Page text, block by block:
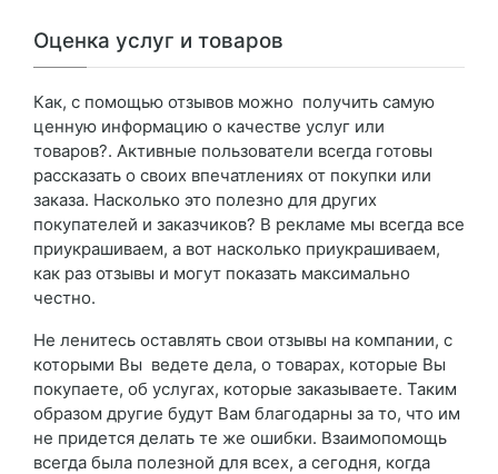
Оценка услуг и товаров
Как, с помощью отзывов можно получить самую
ценную информацию о качестве услуг или
товаров?. Активные пользователи всегда готовы
рассказать о своих впечатлениях от покупки или
заказа. Насколько это полезно для других
покупателей и заказчиков? В рекламе мы всегда все
приукрашиваем, а вот насколько приукрашиваем,
как раз отзывы и могут показать максимально
честно.
Не ленитесь оставлять свои отзывы на компании, с
которыми Вы ведете дела, о товарах, которые Вы
покупаете, об услугах, которые заказываете. Таким
образом другие будут Вам благодарны за то, что им
не придется делать те же ошибки. Взаимопомощь
всегда была полезной для всех, а сегодня, когда